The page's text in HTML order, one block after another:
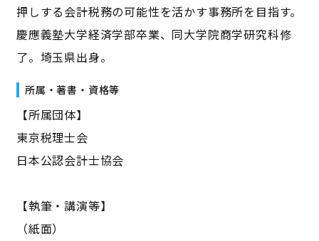
押しする会計税務の可能性を活かす事務所を目指す。
慶應義塾大学経済学部卒業、同大学院商学研究科修
了。埼玉県出身。
所属・著書・資格等
【所属団体】
東京税理士会
日本公認会計士協会
【執筆・講演等】
（紙面）